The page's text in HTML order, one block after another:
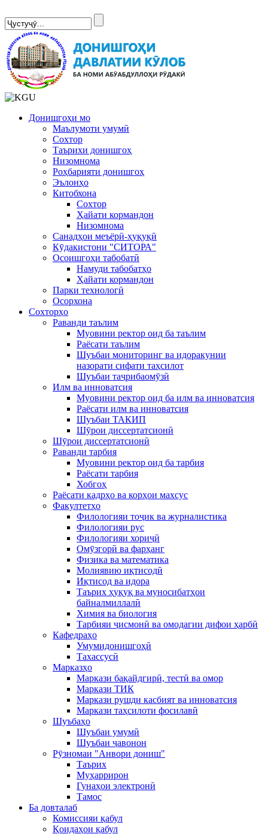
Донишгоҳи мо
Маълумоти умумӣ
Сохтор
Таърихи донишгоҳ
Низомнома
Роҳбарияти донишгоҳ
Эълонҳо
Китобхона
Сохтор
Ҳайати кормандон
Низомнома
Санадҳои меъёрӣ-ҳуқуқӣ
Кӯдакистони "СИТОРА"
Осоишгоҳи табобатӣ
Намуди табобатҳо
Ҳайати кормандон
Парки технологӣ
Осорхона
Сохторҳо
Раванди таълим
Муовини ректор оид ба таълим
Раёсати таълим
Шуъбаи мониторинг ва идоракунии
назорати сифати таҳсилот
Шуъбаи таҷрибаомӯзӣ
Илм ва инноватсия
Муовини ректор оид ба илм ва инноватсия
Раёсати илм ва инноватсия
Шуъбаи ТАКИП
Шӯрои диссертатсионӣ
Шӯрои диссертатсионӣ
Раванди тарбия
Муовини ректор оид ба тарбия
Раёсати тарбия
Хобгоҳ
Раёсати кадрҳо ва корҳои махсус
Факултетҳо
Филологияи тоҷик ва журналистика
Филологияи рус
Филологияи хориҷӣ
Омӯзгорӣ ва фарҳанг
Физика ва математика
Молиявию иқтисодӣ
Иқтисод ва идора
Таърих ҳуқуқ ва муносибатҳои
байналмиллалӣ
Химия ва биология
Тарбияи ҷисмонӣ ва омодагии дифои ҳарбӣ
Кафедраҳо
Умумидонишгоҳӣ
Тахассусӣ
Марказҳо
Маркази бақайдгирӣ, тестӣ ва омор
Маркази ТИК
Маркази рушди касбият ва инноватсия
Маркази таҳсилоти фосилавӣ
Шуъбаҳо
Шуъбаи умумӣ
Шуъбаи ҷавонон
Рӯзномаи "Анвори дониш"
Таърих
Муҳаррирон
Гунаҳои электронӣ
Тамос
Ба довталаб
Комиссияи қабул
Қоидаҳои қабул